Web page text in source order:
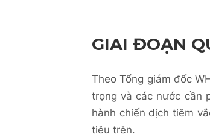
GIAI ĐOẠN
Theo Tổng giám đốc
trọng và các nước cần
hành chiến dịch tiêm
tiêu trên.